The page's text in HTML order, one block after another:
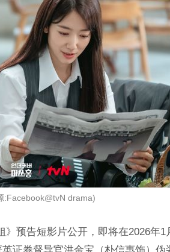
:Facebook@tvN drama)
预告短影片公开，即将在2026年1
证券督导官洪金宝（朴信惠饰）伪